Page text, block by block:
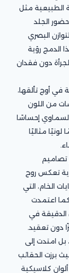
الطبيعية مثل
الجلد
البصري
الدمج رؤية
دون فقدان
في أوج تألقها،
من اللون
إحساسًا
مثاليًا
تصاميم
تعكس روح
الخام، التي
اعتمدت
الدقيقة في
دون تعقيد.
امتدت إلى
برزت الحقائب
كلاسيكية